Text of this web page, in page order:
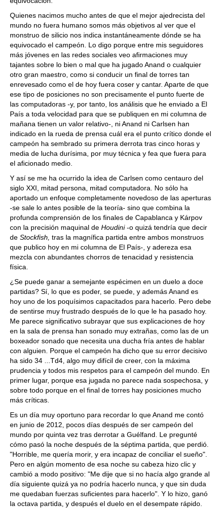
Quienes nacimos mucho antes de que el mejor ajedrecista del
mundo no fuera humano somos más objetivos al ver que el
monstruo de silicio nos indica instantáneamente dónde se ha
equivocado el campeón. Lo digo porque entre mis seguidores
más jóvenes en las redes sociales veo afirmaciones muy
tajantes sobre lo bien o mal que ha jugado Anand o cualquier
otro gran maestro, como si conducir un final de torres tan
enrevesado como el de hoy fuera coser y cantar. Aparte de que
ese tipo de posiciones no son precisamente el punto fuerte de
las computadoras -y, por tanto, los análisis que he enviado a El
País a toda velocidad para que se publiquen en mi columna de
mañana tienen un valor relativo-, ni Anand ni Carlsen han
indicado en la rueda de prensa cuál era el punto crítico donde el
campeón ha sembrado su primera derrota tras cinco horas y
media de lucha durísima, por muy técnica y fea que fuera para
el aficionado medio.
Y así se me ha ocurrido la idea de Carlsen como centauro del
siglo XXI, mitad persona, mitad computadora. No sólo ha
aportado un enfoque completamente novedoso de las aperturas
-se sale lo antes posible de la teoría- sino que combina la
profunda comprensión de los finales de Capablanca y Kárpov
con la precisión maquinal de Houdini-o quizá tendría que decir
de Stockfish, tras la magnífica partida entre ambos monstruos
que publico hoy en mi columna de El País-, y adereza esa
mezcla con abundantes chorros de tenacidad y resistencia
física.
¿Se puede ganar a semejante espécimen en un duelo a doce
partidas? Sí, lo que es poder, se puede, y además Anand es
hoy uno de los poquísimos capacitados para hacerlo. Pero debe
de sentirse muy frustrado después de lo que le ha pasado hoy.
Me parece significativo subrayar que sus explicaciones de hoy
en la sala de prensa han sonado muy extrañas, como las de un
boxeador sonado que necesita una ducha fría antes de hablar
con alguien. Porque el campeón ha dicho que su error decisivo
ha sido 34 ...Td4, algo muy difícil de creer, con la máxima
prudencia y todos mis respetos para el campeón del mundo. En
primer lugar, porque esa jugada no parece nada sospechosa, y
sobre todo porque en el final de torres hay posiciones mucho
más críticas.
Es un día muy oportuno para recordar lo que Anand me contó
en junio de 2012, pocos días después de ser campeón del
mundo por quinta vez tras derrotar a Guélfand. Le pregunté
cómo pasó la noche después de la séptima partida, que perdió.
"Horrible, me quería morir, y era incapaz de conciliar el sueño".
Pero en algún momento de esa noche su cabeza hizo clic y
cambió a modo positivo: "Me dije que si no hacía algo grande al
día siguiente quizá ya no podría hacerlo nunca, y que sin duda
me quedaban fuerzas suficientes para hacerlo". Y lo hizo, ganó
la octava partida, y después el duelo en el desempate rápido.